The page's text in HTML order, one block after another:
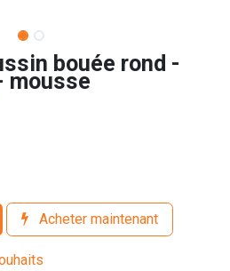
bouée rond -
mousse
Acheter maintenant